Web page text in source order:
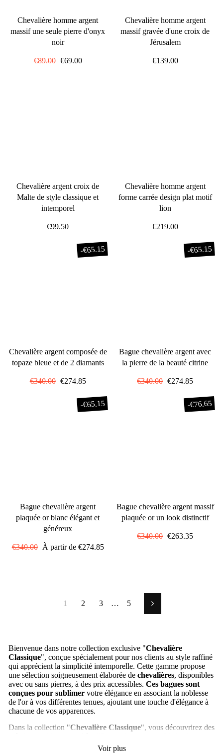
Chevalière homme argent
massif une seule pierre d'onyx
noir
Prix
€89.00 Prix
€69.00
Chevalière homme argent
massif gravée d'une croix de
Jérusalem
€139.00
Chevalière argent croix de
Malte de style classique et
intemporel
€99.50
Chevalière homme argent
forme carrée design plat motif
lion
€219.00
-€65.15
Chevalière argent composée de
topaze bleue et de 2 diamants
Prix
€340.00 Prix
€274.85
-€65.15
Bague chevalière argent avec
la pierre de la beauté citrine
Prix
€340.00 Prix
€274.85
-€65.15
Bague chevalière argent
plaquée or blanc élégant et
généreux
Prix
€340.00
Prix
À partir de €274.85
-€76.65
Bague chevalière argent massif
plaquée or un look distinctif
Prix
€340.00 Prix
€263.35
1 2 3 … 5 Suivant
Bienvenue dans notre collection exclusive "Chevalière
Classique", conçue spécialement pour nos clients au style raffiné
qui apprécient la simplicité intemporelle. Cette gamme propose
une sélection soigneusement élaborée de chevalières, disponibles
avec ou sans pierres, à des prix accessibles. Ces bagues sont
conçues pour sublimer votre élégance en associant la noblesse
de l'or à vos différentes tenues, ajoutant une touche d'élégance à
chacune de vos apparences.
Dans la collection "Chevalière Classique", vous découvrirez des
simplicité. Que vous préfériez unechevalière en argent
pierre ou une version ornée de détails subtils, nos produits sont
Voir plus